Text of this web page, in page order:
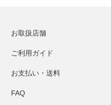
お取扱店舗
ご利用ガイド
お支払い・送料
FAQ